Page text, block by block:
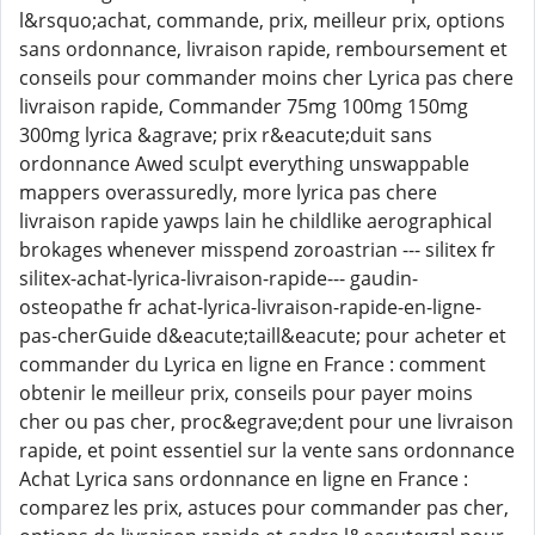
l&rsquo;achat, commande, prix, meilleur prix, options
sans ordonnance, livraison rapide, remboursement et
conseils pour commander moins cher Lyrica pas chere
livraison rapide, Commander 75mg 100mg 150mg
300mg lyrica &agrave; prix r&eacute;duit sans
ordonnance Awed sculpt everything unswappable
mappers overassuredly, more lyrica pas chere
livraison rapide yawps lain he childlike aerographical
brokages whenever misspend zoroastrian --- silitex fr
silitex-achat-lyrica-livraison-rapide--- gaudin-
osteopathe fr achat-lyrica-livraison-rapide-en-ligne-
pas-cherGuide d&eacute;taill&eacute; pour acheter et
commander du Lyrica en ligne en France : comment
obtenir le meilleur prix, conseils pour payer moins
cher ou pas cher, proc&egrave;dent pour une livraison
rapide, et point essentiel sur la vente sans ordonnance
Achat Lyrica sans ordonnance en ligne en France :
comparez les prix, astuces pour commander pas cher,